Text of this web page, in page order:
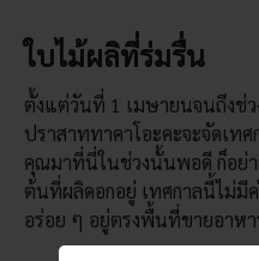
ใบไม้ผลิที่ร่มรื่น
ตั้งแต่วันที่ 1 เมษายนจนถึงช่
ปราสาททาคาโอะคะจะจัดเท
คุณมาที่นี่ในช่วงนั้นพอดี ก็อย่
ต้นที่ผลิดอกอยู่ เทศกาลนี้ไม่มี
อร่อย ๆ อยู่ตรงพื้นที่ขายอาหา